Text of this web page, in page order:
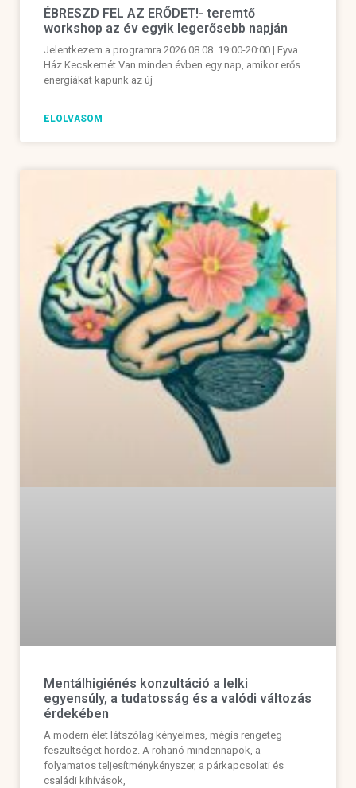
ÉBRESZD FEL AZ ERŐDET!- teremtő
workshop az év egyik legerősebb napján
Jelentkezem a programra 2026.08.08. 19:00-20:00 | Eyva
Ház Kecskemét Van minden évben egy nap, amikor erős
energiákat kapunk az új
ELOLVASOM
Mentálhigiénés konzultáció a lelki
egyensúly, a tudatosság és a valódi változás
érdekében
A modern élet látszólag kényelmes, mégis rengeteg
feszültséget hordoz. A rohanó mindennapok, a
folyamatos teljesítménykényszer, a párkapcsolati és
családi kihívások,